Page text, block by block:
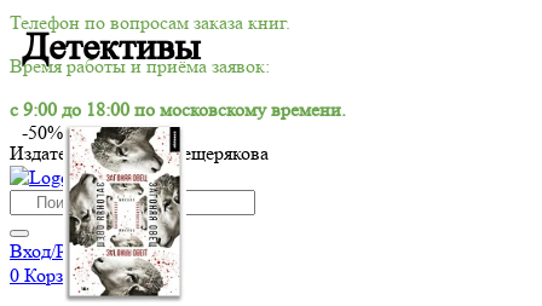
Телефон по вопросам заказа книг.
Время работы и приёма заявок:
с 9:00 до 18:00 по московскому времени.
Издательский дом Мещерякова
Вход/Регистрация
0 Корзина
Детективы
-50%